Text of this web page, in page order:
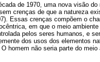
de 1970, uma nova visão
crenças de que a natureza
Essas crenças compõem o
em que o meio
pelos seres humanos, e
dos usos dos elementos
homem não seria parte do